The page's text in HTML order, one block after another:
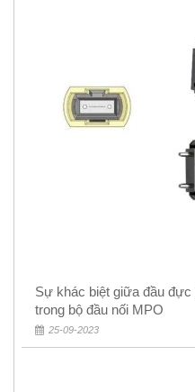
Sự khác biệt giữa đầu
trong bộ đầu nối MPO
25-09-2023